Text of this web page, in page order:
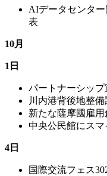
AIデータセンタ
表
10月
1日
パートナーシッ
川内港背後地整
新たな薩摩國雇
中央公民館にス
4日
国際交流フェス